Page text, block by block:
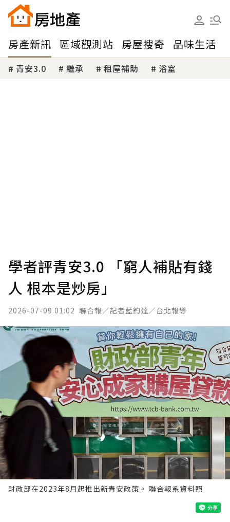
房產新訊 區域觀測站 房屋搜奇 品味生活
青安3.0 繼承 租屋補助 浴室
學者評青安3.0 「窮人補貼有錢
人 根本是炒房」
2026-07-09 01:02 聯合報／記者藍鈞達／台北報導
財政部在2023年8月起推出新青安政策。 聯合報系資料照